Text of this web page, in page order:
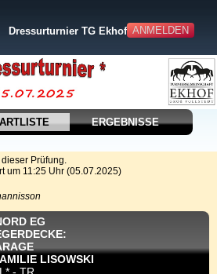
ANMELDEN
Dressurturnier TG Ekhof
ERGEBNISSE
Prüfung.
um 11:25 Uhr (05.07.2025)
EG
LISOWSKI